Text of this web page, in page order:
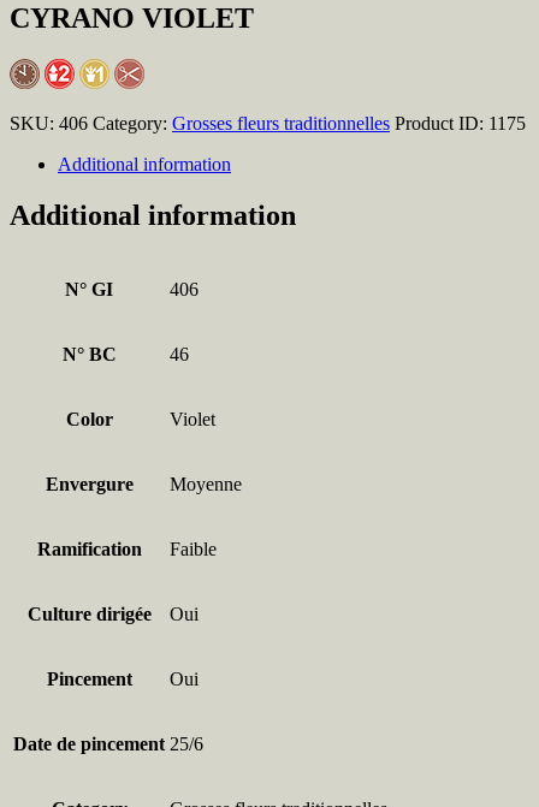
CYRANO VIOLET
SKU: 406 Category: Grosses fleurs traditionnelles Product ID: 1175
Additional information
Additional information
N° GI 406
N° BC 46
Color Violet
Envergure Moyenne
Ramification Faible
Culture dirigée Oui
Pincement Oui
Date de pincement 25/6